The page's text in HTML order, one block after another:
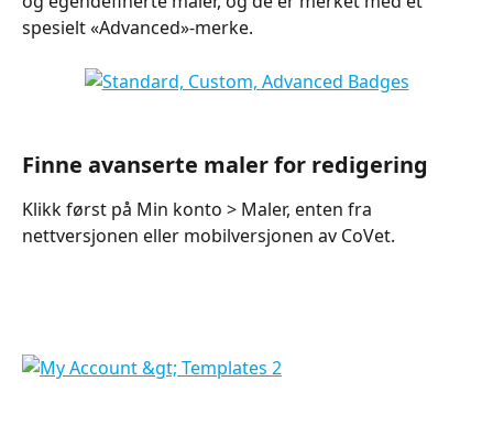
spesielt «Advanced»-merke.
Finne avanserte maler for redigering
Klikk først på Min konto > Maler, enten fra
nettversjonen eller mobilversjonen av CoVet.